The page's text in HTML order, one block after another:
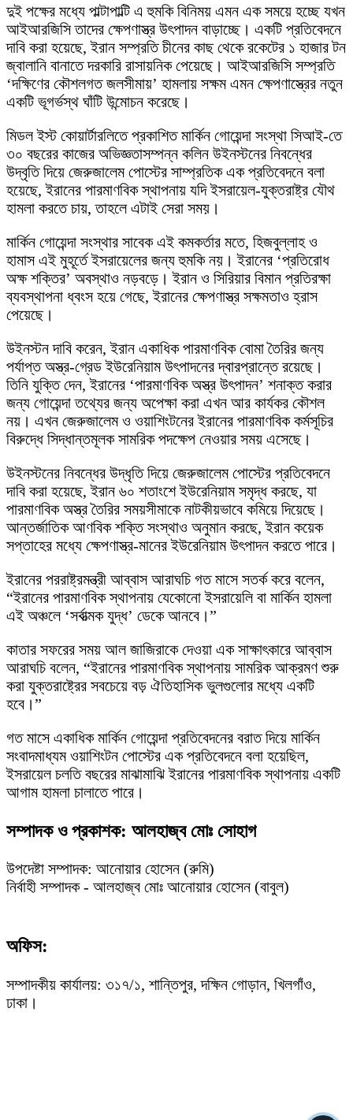
দুই পক্ষের মধ্যে পাল্টাপাল্টি এ হুমকি বিনিময় এমন এক সময়ে হচ্ছে যখন
আইআরজিসি তাদের ক্ষেপণাস্ত্র উৎপাদন বাড়াচ্ছে। একটি প্রতিবেদনে
দাবি করা হয়েছে, ইরান সম্প্রতি চীনের কাছ থেকে রকেটের ১ হাজার টন
জ্বালানি বানাতে দরকারি রাসায়নিক পেয়েছে। আইআরজিসি সম্প্রতি
‘দক্ষিণের কৌশলগত জলসীমায়’ হামলায় সক্ষম এমন ক্ষেপণাস্ত্রের নতুন
একটি ভূগর্ভস্থ ঘাঁটি উন্মোচন করেছে।
মিডল ইস্ট কোয়ার্টারলিতে প্রকাশিত মার্কিন গোয়েন্দা সংস্থা সিআই-তে
৩০ বছরের কাজের অভিজ্ঞতাসম্পন্ন কলিন উইনস্টনের নিবন্ধের
উদ্বৃতি দিয়ে জেরুজালেম পোস্টের সাম্প্রতিক এক প্রতিবেদনে বলা
হয়েছে, ইরানের পারমাণবিক স্থাপনায় যদি ইসরায়েল-যুক্তরাষ্ট্র যৌথ
হামলা করতে চায়, তাহলে এটাই সেরা সময়।
মার্কিন গোয়েন্দা সংস্থার সাবেক এই কমকর্তার মতে, হিজবুল্লাহ ও
হামাস এই মুহূর্তে ইসরায়েলের জন্য হুমকি নয়। ইরানের ‘প্রতিরোধ
অক্ষ শক্তির’ অবস্থাও নড়বড়ে। ইরান ও সিরিয়ার বিমান প্রতিরক্ষা
ব্যবস্থাপনা ধ্বংস হয়ে গেছে, ইরানের ক্ষেপণাস্ত্র সক্ষমতাও হ্রাস
পেয়েছে।
উইনস্টন দাবি করেন, ইরান একাধিক পারমাণবিক বোমা তৈরির জন্য
পর্যাপ্ত অস্ত্র-গ্রেড ইউরেনিয়াম উৎপাদনের দ্বারপ্রান্তে রয়েছে।
তিনি যুক্তি দেন, ইরানের ‘পারমাণবিক অস্ত্র উৎপাদন’ শনাক্ত করার
জন্য গোয়েন্দা তথ্যের জন্য অপেক্ষা করা এখন আর কার্যকর কৌশল
নয়। এখন জেরুজালেম ও ওয়াশিংটনের ইরানের পারমাণবিক কর্মসূচির
বিরুদ্ধে সিদ্ধান্তমূলক সামরিক পদক্ষেপ নেওয়ার সময় এসেছে।
উইনস্টনের নিবন্ধের উদ্ধৃতি দিয়ে জেরুজালেম পোস্টের প্রতিবেদনে
দাবি করা হয়েছে, ইরান ৬০ শতাংশে ইউরেনিয়াম সমৃদ্ধ করছে, যা
পারমাণবিক অস্ত্র তৈরির সময়সীমাকে নাটকীয়ভাবে কমিয়ে দিয়েছে।
আন্তর্জাতিক আণবিক শক্তি সংস্থাও অনুমান করছে, ইরান কয়েক
সপ্তাহের মধ্যে ক্ষেপণাস্ত্র-মানের ইউরেনিয়াম উৎপাদন করতে পারে।
ইরানের পররাষ্ট্রমন্ত্রী আব্বাস আরাঘচি গত মাসে সতর্ক করে বলেন,
“ইরানের পারমাণবিক স্থাপনায় যেকোনো ইসরায়েলি বা মার্কিন হামলা
এই অঞ্চলে ‘সর্বাত্মক যুদ্ধ’ ডেকে আনবে।”
কাতার সফরের সময় আল জাজিরাকে দেওয়া এক সাক্ষাৎকারে আব্বাস
আরাঘচি বলেন, “ইরানের পারমাণবিক স্থাপনায় সামরিক আক্রমণ শুরু
করা যুক্তরাষ্ট্রের সবচেয়ে বড় ঐতিহাসিক ভুলগুলোর মধ্যে একটি
হবে।”
গত মাসে একাধিক মার্কিন গোয়েন্দা প্রতিবেদনের বরাত দিয়ে মার্কিন
সংবাদমাধ্যম ওয়াশিংটন পোস্টের এক প্রতিবেদনে বলা হয়েছিল,
ইসরায়েল চলতি বছরের মাঝামাঝি ইরানের পারমাণবিক স্থাপনায় একটি
আগাম হামলা চালাতে পারে।
সম্পাদক ও প্রকাশক: আলহাজ্ব মোঃ সোহাগ
উপদেষ্টা সম্পাদক: আনোয়ার হোসেন (রুমি)
নির্বাহী সম্পাদক - আলহাজ্ব মোঃ আনোয়ার হোসেন (বাবুল)
অফিস:
সম্পাদকীয় কার্যালয়: ৩১৭/১, শান্তিপুর, দক্ষিন গোড়ান, খিলগাঁও,
ঢাকা।